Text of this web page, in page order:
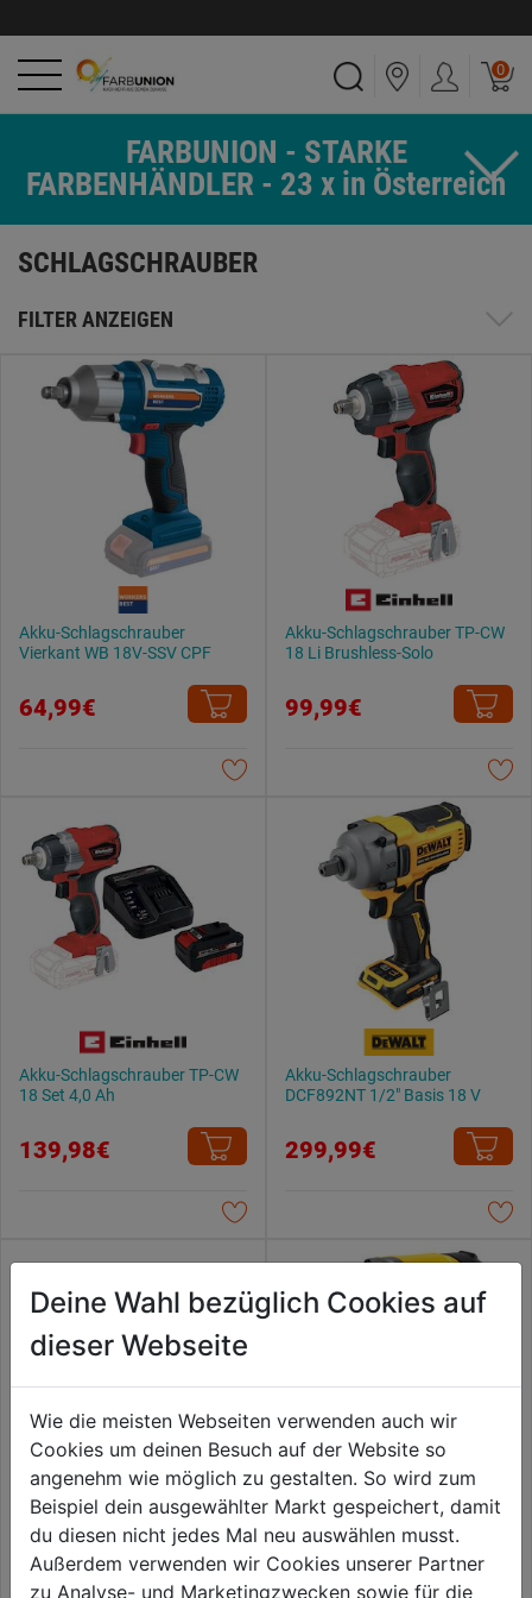
0
FARBUNION - STARKE
FARBENHÄNDLER - 23 x in Österreich
SCHLAGSCHRAUBER
FILTER ANZEIGEN
Akku-Schlagschrauber
Vierkant WB 18V-SSV CPF
64,99€
Akku-Schlagschrauber TP-CW
18 Li Brushless-Solo
99,99€
Akku-Schlagschrauber TP-CW
18 Set 4,0 Ah
139,98€
Akku-Schlagschrauber
DCF892NT 1/2" Basis 18 V
299,99€
Akku-Schlagschrauber GDS
18V- 330 HC (solo L-Boxx)
299,99€
Akku-Schlagschrauber
DCF900NT- XJ 18V Basis
1900Nm max
319,99€
Deine Wahl bezüglich Cookies auf
dieser Webseite
Wie die meisten Webseiten verwenden auch wir
Cookies um deinen Besuch auf der Website so
angenehm wie möglich zu gestalten. So wird zum
Beispiel dein ausgewählter Markt gespeichert, damit
du diesen nicht jedes Mal neu auswählen musst.
Außerdem verwenden wir Cookies unserer Partner
zu Analyse- und Marketingzwecken sowie für die